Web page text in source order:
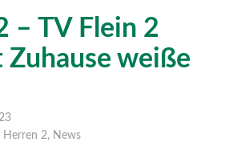
– TV Flein 2
Zuhause weiße
Herren 2, News